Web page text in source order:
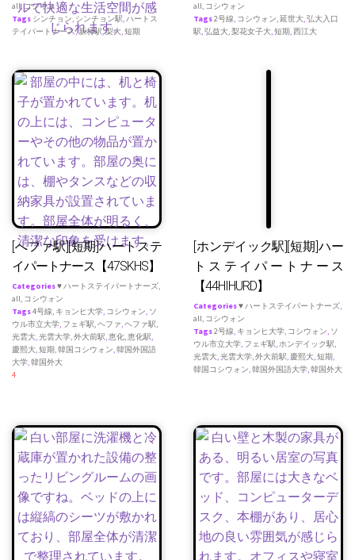
all,コシウォン
Tags シンチョン, シンチョン駅,ハートス
テイパートナース,新村駅,梨大,短期
all, コシウォン
Tags2号線, コシウォン,延世大,弘大入口
駅,弘益大,梨花女子大,短期,西江大
[へファ駅][短期]ハートステ
イパートナース【47SKHS】
Categories♥ ハートステイパートナーズ,
all, コシウォン
Tags4号線, キョンヒ大学, コシウォン, ソ
ウル市立大学, フェギ駅,ヘファ,ヘファ駅,
光雲大,光雲大学,外大前駅,恵化,恵化駅,
慶熙大,短期,韓国コシウォン,韓国外国語
大学,韓国外大
4
[ホンデイック駅][短期]ハー
トステイパートナース
【44HIHURD】
Categories♥ ハートステイパートナーズ,
all, コシウォン
Tags2号線, キョンヒ大学, コシウォン, ソ
ウル市立大学, フェギ駅,ホンデイック駅,
光雲大,光雲大学,外大前駅, 慶熙大,短期,
韓国コシウォン,韓国外国語大学,韓国外大